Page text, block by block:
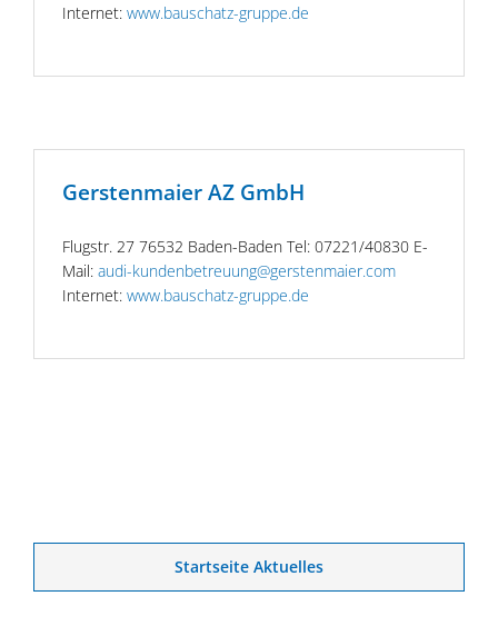
Internet: www.bauschatz-gruppe.de
Gerstenmaier AZ GmbH
Flugstr. 27 76532 Baden-Baden Tel: 07221/40830 E-
Mail: audi-kundenbetreuung@gerstenmaier.com
Internet: www.bauschatz-gruppe.de
Startseite Aktuelles